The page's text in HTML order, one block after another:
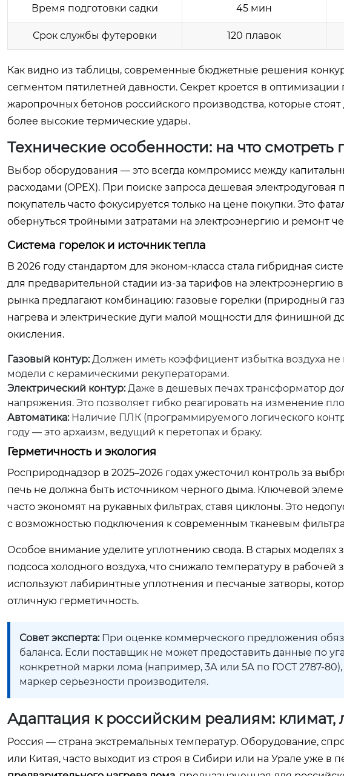
Время подготовки садки 45 мин
Срок службы футеровки 120 плавок
Как видно из таблицы, современные бюджетные решения
сегментом пятилетней давности. Секрет кроется в
жаропрочных бетонов российского производства, которые
более высокие термические удары.
Технические особенности: на что
Выбор оборудования — это всегда компромисс между
расходами (OPEX). При поиске запроса дешевая электродуговая
покупатель часто фокусируется только на цене покупки. Это
обернуться тройными затратами на электроэнергию и ремонт
Система горелок и источник тепла
В 2026 году стандартом для эконом-класса стала гибридная
для предварительной стадии из-за тарифов на
рынка предлагают комбинацию: газовые горелки (природный
нагрева и электрические дуги малой мощности для финишной
окисления.
Газовый контур:Должен иметь коэффициент избытка воздуха
модели с керамическими рекуператорами.
Электрический контур:Даже в дешевых печах трансформатор
напряжения. Это позволяет гибко реагировать на изменение
Автоматика:Наличие ПЛК (программируемого логического
году — это архаизм, ведущий к перетопах и браку.
Герметичность и экология
Росприроднадзор в 2025–2026 годах ужесточил контроль за
печь не должна быть источником черного дыма. Ключевой
часто экономят на рукавных фильтрах, ставя циклоны. Это
с возможностью подключения к современным тканевым
Особое внимание уделите уплотнению свода. В старых
подсоса холодного воздуха, что снижало температуру в рабочей
используют лабиринтные уплотнения и песчаные затворы,
отличную герметичность.
Совет эксперта:При оценке коммерческого предложения
баланса. Если поставщик не может предоставить данные по
конкретной марки лома (например, 3А или 5А по ГОСТ 2787-
маркер серьезности производителя.
Адаптация к российским реалиям: климат,
Россия — страна экстремальных температур. Оборудование,
или Китая, часто выходит из строя в Сибири или на Урале уже в